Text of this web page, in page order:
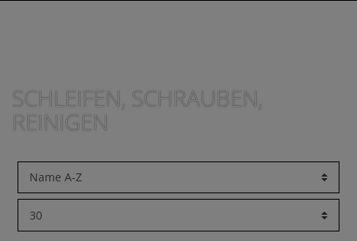
SCHLEIFEN, SCHRAUBEN,
REINIGEN